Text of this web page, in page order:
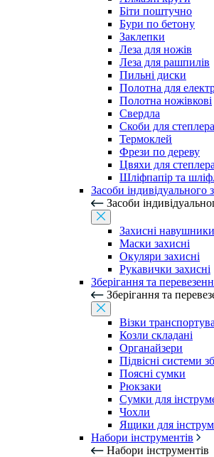
Біти поштучно
Бури по бетону
Заклепки
Леза для ножів
Леза для рашпилів
Пильні диски
Полотна для
Полотна ножівкові
Свердла
Скоби для степлера
Термоклей
Фрези по дереву
Цвяхи для степлера
Шліфпапір та
Засоби індивідуального
Засоби
Захисні навушники
Маски захисні
Окуляри захисні
Рукавички захисні
Зберігання та
Зберігання та
Візки
Козли складані
Органайзери
Підвісні системи
Поясні сумки
Рюкзаки
Сумки для
Чохли
Ящики для
Набори інструментів
Набори інструментів